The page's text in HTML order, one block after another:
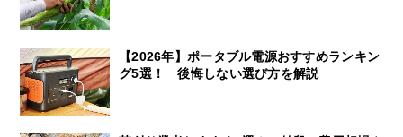
【2026年】ポータブル電源おすすめランキン
グ5選！ 後悔しない選び方を解説